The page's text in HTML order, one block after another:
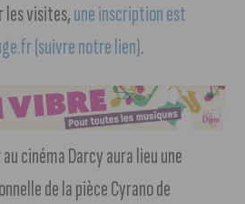
les visites,une inscription est
(suivre notre lien).
au cinéma Darcy aura lieu une
de la pièce Cyrano de